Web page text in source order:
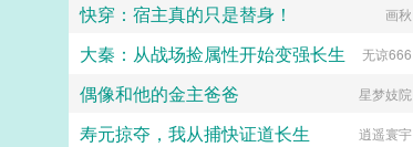
学生。她再次遇到了车祸后，在生死
当孩子，只要得到始皇帝一句子央，
避开这次死亡。子央当然愿意啊！觉
皇夸自己一句没难度，有嘴就能办。
快穿：宿主真的只是替身！ 画秋
大秦：从战场捡属性开始变强长生 无谅666
偶像和他的金主爸爸 星梦妓院
寿元掠夺，我从捕快证道长生 逍遥寰宇